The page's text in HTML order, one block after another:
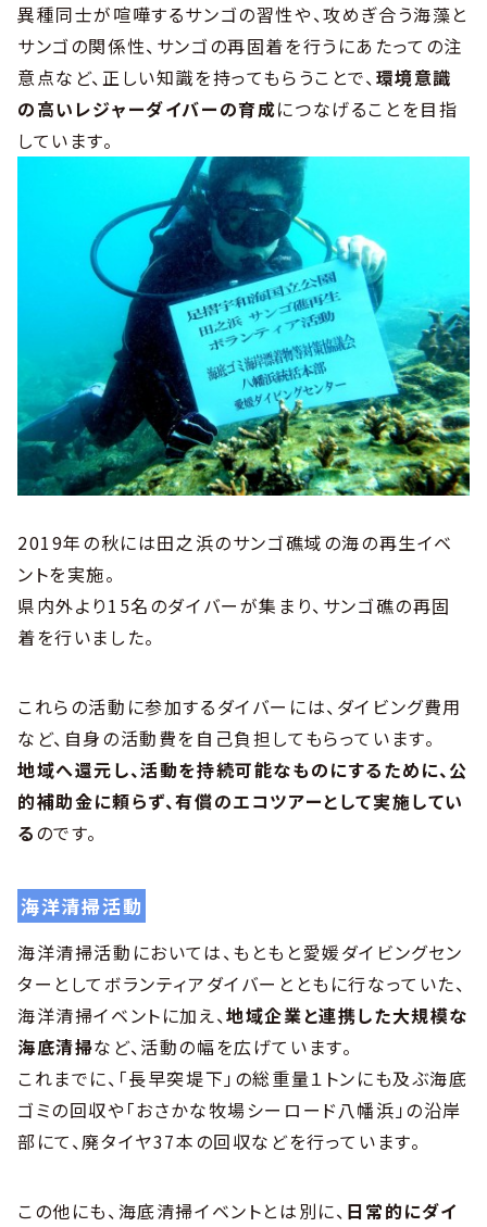
異種同士が喧嘩するサンゴの習性や、攻めぎ合う海藻と
サンゴの関係性、サンゴの再固着を行うにあたっての注
意点など、正しい知識を持ってもらうことで、環境意識
の高いレジャーダイバーの育成につなげることを目指
しています。
2019年の秋には田之浜のサンゴ礁域の海の再生イベ
ントを実施。
県内外より15名のダイバーが集まり、サンゴ礁の再固
着を行いました。
これらの活動に参加するダイバーには、ダイビング費用
など、自身の活動費を自己負担してもらっています。
地域へ還元し、活動を持続可能なものにするために、公
的補助金に頼らず、有償のエコツアーとして実施してい
るのです。
海洋清掃活動
海洋清掃活動においては、もともと愛媛ダイビングセン
ターとしてボランティアダイバーとともに行なっていた、
海洋清掃イベントに加え、地域企業と連携した大規模な
海底清掃など、活動の幅を広げています。
これまでに、「長早突堤下」の総重量１トンにも及ぶ海底
ゴミの回収や「おさかな牧場シーロード八幡浜」の沿岸
部にて、廃タイヤ37本の回収などを行っています。
この他にも、海底清掃イベントとは別に、 日常的にダイ